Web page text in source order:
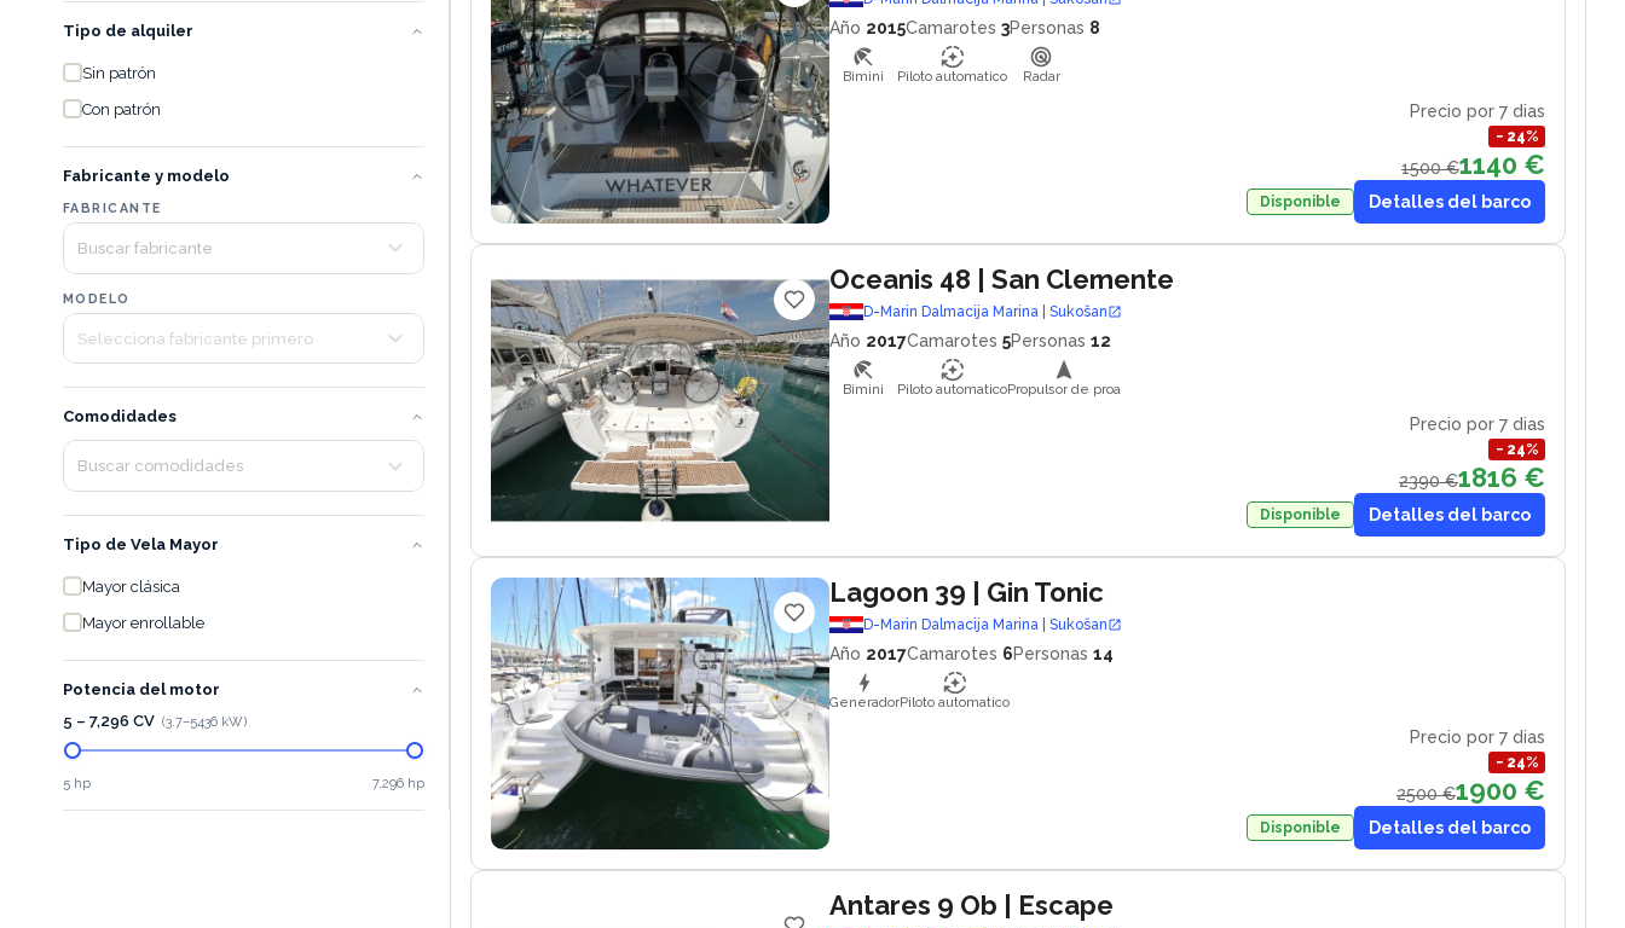
Tipo de alquiler
Sin patrón
Con patrón
Fabricante y modelo
FABRICANTE
MODELO
Comodidades
Tipo de Vela Mayor
Mayor clásica
Mayor enrollable
Potencia del motor
5 – 7,296 CV (3.7–5436 kW)
5 hp 7,296 hp
Año 2015Camarotes 3Personas 8
Bimini Piloto automatico Radar
Precio por 7 dias
− 24%
1500 €1140 €
Disponible Detalles del barco
Oceanis 48 | San Clemente
D-Marin Dalmacija Marina | Sukošan
Año 2017Camarotes 5Personas 12
Bimini Piloto automaticoPropulsor de proa
Precio por 7 dias
− 24%
2390 €1816 €
Disponible Detalles del barco
Lagoon 39 | Gin Tonic
D-Marin Dalmacija Marina | Sukošan
Año 2017Camarotes 6Personas 14
GeneradorPiloto automatico
Precio por 7 dias
− 24%
2500 €1900 €
Disponible Detalles del barco
Antares 9 Ob | Escape